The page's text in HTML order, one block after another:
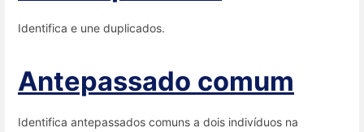
Identifica e une duplicados.
Antepassado comum
Identifica antepassados comuns a dois indivíduos na